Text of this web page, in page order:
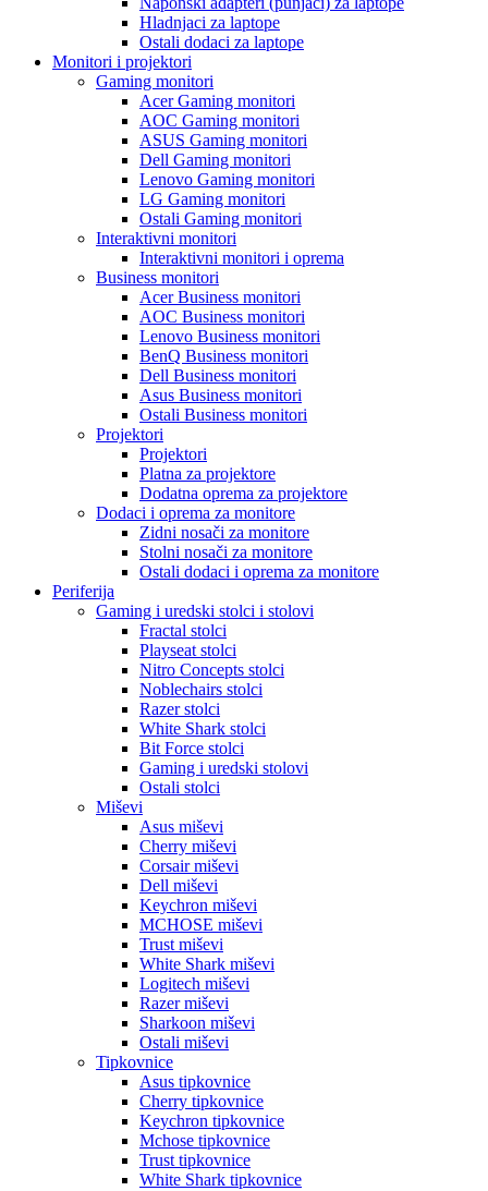
Hladnjaci za laptope
Ostali dodaci za laptope
Monitori i projektori
Gaming monitori
Acer Gaming monitori
AOC Gaming monitori
ASUS Gaming monitori
Dell Gaming monitori
Lenovo Gaming monitori
LG Gaming monitori
Ostali Gaming monitori
Interaktivni monitori
Interaktivni monitori i oprema
Business monitori
Acer Business monitori
AOC Business monitori
Lenovo Business monitori
BenQ Business monitori
Dell Business monitori
Asus Business monitori
Ostali Business monitori
Projektori
Projektori
Platna za projektore
Dodatna oprema za projektore
Dodaci i oprema za monitore
Zidni nosači za monitore
Stolni nosači za monitore
Ostali dodaci i oprema za monitore
Periferija
Gaming i uredski stolci i stolovi
Fractal stolci
Playseat stolci
Nitro Concepts stolci
Noblechairs stolci
Razer stolci
White Shark stolci
Bit Force stolci
Gaming i uredski stolovi
Ostali stolci
Miševi
Asus miševi
Cherry miševi
Corsair miševi
Dell miševi
Keychron miševi
MCHOSE miševi
Trust miševi
White Shark miševi
Logitech miševi
Razer miševi
Sharkoon miševi
Ostali miševi
Tipkovnice
Asus tipkovnice
Cherry tipkovnice
Keychron tipkovnice
Mchose tipkovnice
Trust tipkovnice
White Shark tipkovnice